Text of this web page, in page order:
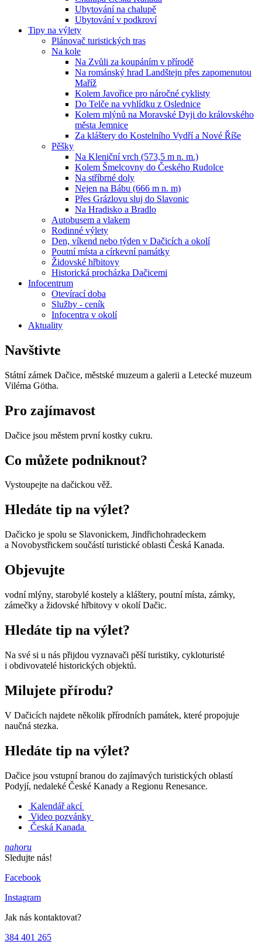
Ubytování na chalupě
Ubytování v podkroví
Tipy na výlety
Plánovač turistických tras
Na kole
Na Zvůli za koupáním v přírodě
Na románský hrad Landštejn přes zapomenutou
Maříž
Kolem Javořice pro náročné cyklisty
Do Telče na vyhlídku z Oslednice
Kolem mlýnů na Moravské Dyji do královského
města Jemnice
Za kláštery do Kostelního Vydří a Nové Říše
Pěšky
Na Kleniční vrch (573,5 m n. m.)
Kolem Šmelcovny do Českého Rudolce
Na stříbrné doly
Nejen na Bábu (666 m n. m)
Přes Grázlovu sluj do Slavonic
Na Hradisko a Bradlo
Autobusem a vlakem
Rodinné výlety
Den, víkend nebo týden v Dačicích a okolí
Poutní místa a církevní památky
Židovské hřbitovy
Historická procházka Dačicemi
Infocentrum
Otevírací doba
Služby - ceník
Infocentra v okolí
Aktuality
Navštivte
Státní zámek Dačice, městské muzeum a galerii a Letecké muzeum
Viléma Götha.
Pro zajímavost
Dačice jsou městem první kostky cukru.
Co můžete podniknout?
Vystoupejte na dačickou věž.
Hledáte tip na výlet?
Dačicko je spolu se Slavonickem, Jindřichohradeckem
a Novobystřickem součástí turistické oblasti Česká Kanada.
Objevujte
vodní mlýny, starobylé kostely a kláštery, poutní místa, zámky,
zámečky a židovské hřbitovy v okolí Dačic.
Hledáte tip na výlet?
Na své si u nás přijdou vyznavači pěší turistiky, cykloturisté
i obdivovatelé historických objektů.
Milujete přírodu?
V Dačicích najdete několik přírodních památek, které propojuje
naučná stezka.
Hledáte tip na výlet?
Dačice jsou vstupní branou do zajímavých turistických oblastí
Podyjí, nedaleké České Kanady a Regionu Renesance.
Kalendář akcí
Video pozvánky
Česká Kanada
nahoru
Sledujte nás!
Facebook
Instagram
Jak nás kontaktovat?
384 401 265